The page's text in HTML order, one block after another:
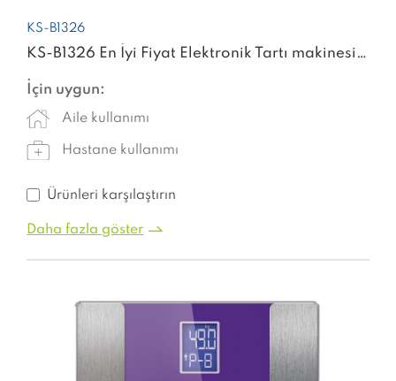
KS-B1326
KS-B1326 En İyi Fiyat Elektronik Tartı makinesi dijital ağırlık akıllı ölçek
İçin uygun:
Aile kullanımı
Hastane kullanımı
Ürünleri karşılaştırın
Daha fazla göster